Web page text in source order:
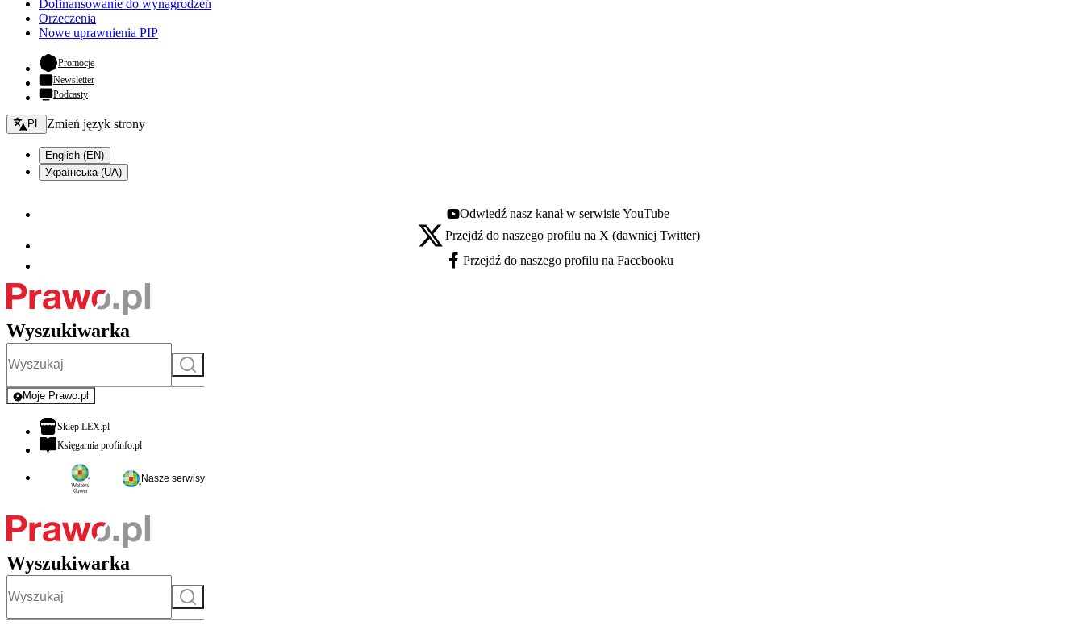
Dofinansowanie do wynagrodzeń
Orzeczenia
Nowe uprawnienia PIP
Promocje- otwiera się w nowej karcie
Newsletter
Podcasty
Zmień język - bieżący:
PL Zmień język strony
English (EN)
Українська (UA)
Youtube - otwiera się w nowej karcie
Odwiedź nasz kanał w serwisie YouTube
X - otwiera się w nowej karcie
Przejdź do naszego profilu na X (dawniej Twitter)
Facebook - otwiera się w nowej karcie
Przejdź do naszego profilu na Facebooku
Wyszukiwarka
Szukaj
Moje Prawo.pl
- rejestracja i logowanie do serwisu
Sklep LEX.plotwiera się w nowej karcie
Księgarnia profinfo.plotwiera się w nowej karcie
Nasze serwisy
Wyszukiwarka
Szukaj